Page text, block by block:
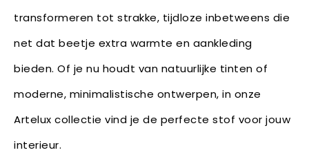
transformeren tot strakke, tijdloze inbetweens die
net dat beetje extra warmte en aankleding
bieden. Of je nu houdt van natuurlijke tinten of
moderne, minimalistische ontwerpen, in onze
Artelux collectie vind je de perfecte stof voor jouw
interieur.